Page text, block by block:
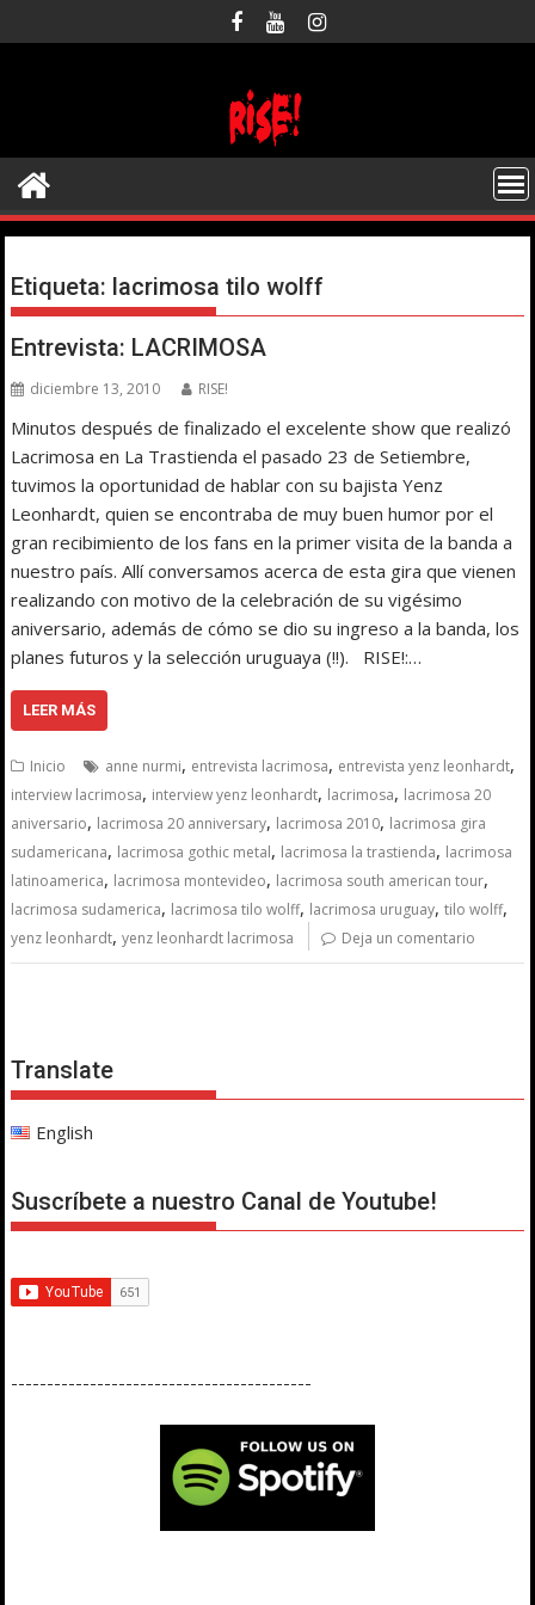
al
Etiqueta: lacrimosa tilo wolff
Entrevista: LACRIMOSA
diciembre 13, 2010 RISE!
Minutos después de finalizado el excelente show que realizó
Lacrimosa en La Trastienda el pasado 23 de Setiembre,
tuvimos la oportunidad de hablar con su bajista Yenz
Leonhardt, quien se encontraba de muy buen humor por el
gran recibimiento de los fans en la primer visita de la banda a
nuestro país. Allí conversamos acerca de esta gira que vienen
realizando con motivo de la celebración de su vigésimo
aniversario, además de cómo se dio su ingreso a la banda, los
planes futuros y la selección uruguaya (!!). RISE!:…
LEER MÁS
Inicio anne nurmi, entrevista lacrimosa, entrevista yenz leonhardt,
interview lacrimosa, interview yenz leonhardt, lacrimosa, lacrimosa 20
aniversario, lacrimosa 20 anniversary, lacrimosa 2010, lacrimosa gira
sudamericana, lacrimosa gothic metal, lacrimosa la trastienda, lacrimosa
latinoamerica, lacrimosa montevideo, lacrimosa south american tour,
lacrimosa sudamerica, lacrimosa tilo wolff, lacrimosa uruguay,tilo wolff,
yenz leonhardt,yenz leonhardt lacrimosa Deja un comentario
Translate
English
Suscríbete a nuestro Canal de Youtube!
------------------------------------------